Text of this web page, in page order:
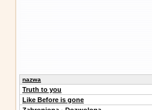
nazwa
Truth to you
Like Before is gone